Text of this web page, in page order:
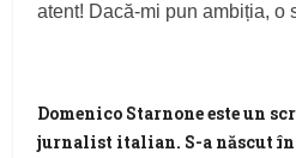
atent! Dacă‑mi pun ambiția, o
Domenico Starnoneeste un
jurnalist italian. S-a născut în